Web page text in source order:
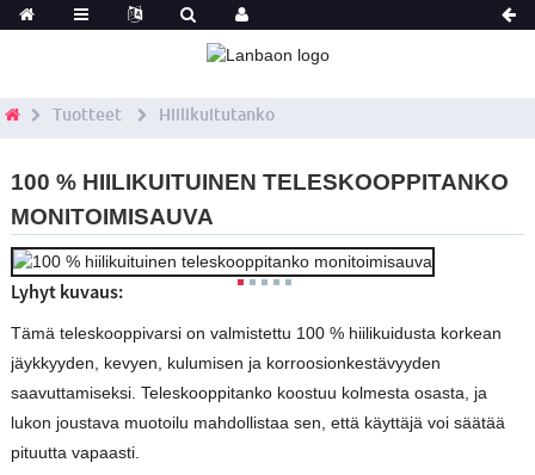
Tuotteet Hiilikuitutanko
100 % HIILIKUITUINEN TELESKOOPPITANKO
MONITOIMISAUVA
Lyhyt kuvaus:
Tämä teleskooppivarsi on valmistettu 100 % hiilikuidusta korkean
jäykkyyden, kevyen, kulumisen ja korroosionkestävyyden
saavuttamiseksi. Teleskooppitanko koostuu kolmesta osasta, ja
lukon joustava muotoilu mahdollistaa sen, että käyttäjä voi säätää
pituutta vapaasti.